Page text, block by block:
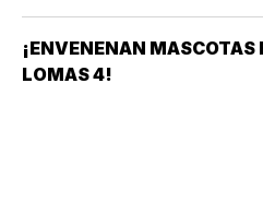
¡ENVENENAN MASCOTAS
LOMAS 4!